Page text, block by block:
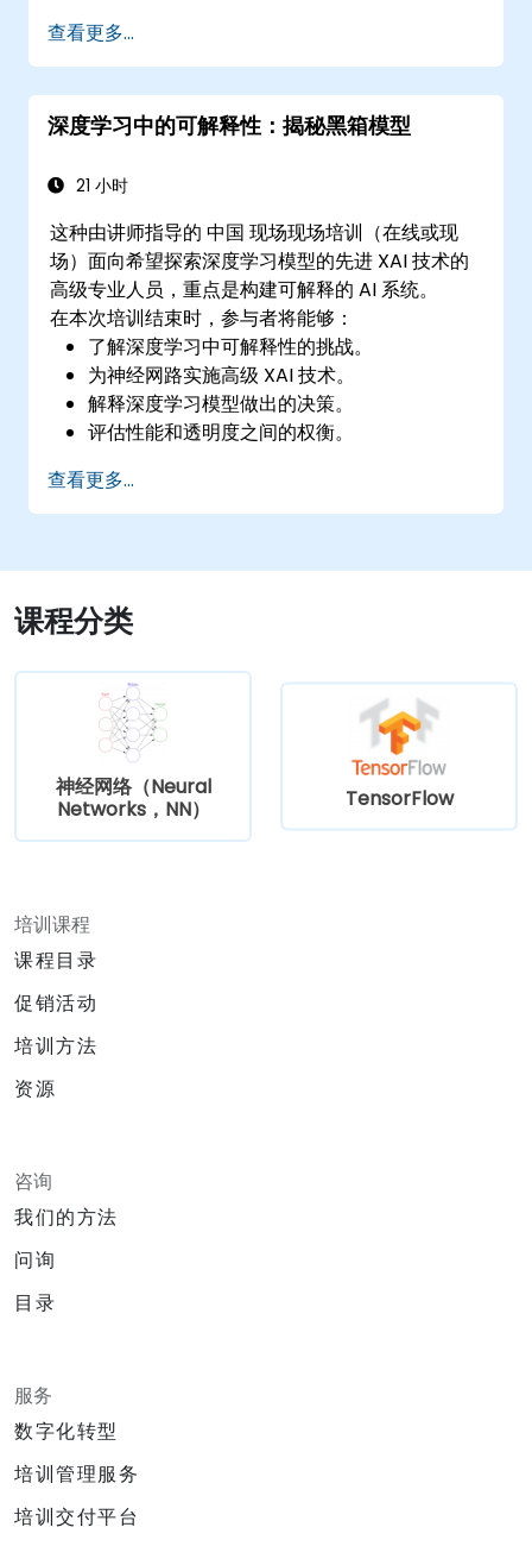
查看更多...
深度学习中的可解释性：揭秘黑箱模型
21 小时
这种由讲师指导的 中国 现场现场培训（在线或现
场）面向希望探索深度学习模型的先进 XAI 技术的
高级专业人员，重点是构建可解释的 AI 系统。
在本次培训结束时，参与者将能够：
了解深度学习中可解释性的挑战。
为神经网路实施高级 XAI 技术。
解释深度学习模型做出的决策。
评估性能和透明度之间的权衡。
查看更多...
课程分类
神经网络（Neural
Networks，NN）
TensorFlow
培训课程
课程目录
促销活动
培训方法
资源
咨询
我们的方法
问询
目录
服务
数字化转型
培训管理服务
培训交付平台